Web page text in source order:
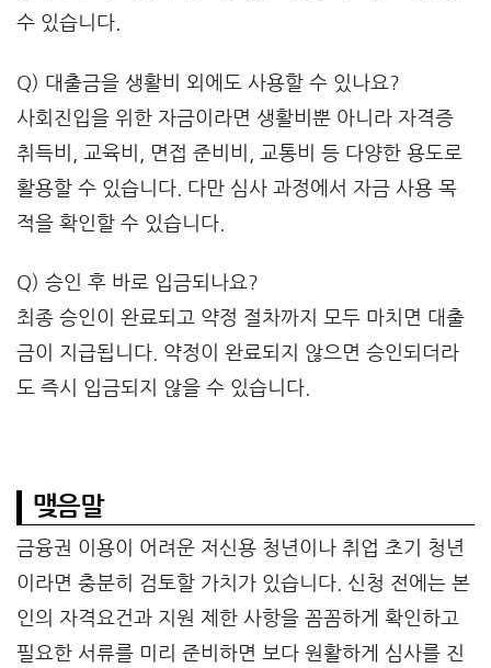
수 있습니다.
Q) 대출금을 생활비 외에도 사용할 수 있나요?
사회진입을 위한 자금이라면 생활비뿐 아니라 자격증
취득비, 교육비, 면접 준비비, 교통비 등 다양한 용도로
활용할 수 있습니다. 다만 심사 과정에서 자금 사용 목
적을 확인할 수 있습니다.
Q) 승인 후 바로 입금되나요?
최종 승인이 완료되고 약정 절차까지 모두 마치면 대출
금이 지급됩니다. 약정이 완료되지 않으면 승인되더라
도 즉시 입금되지 않을 수 있습니다.
맺음말
금융권 이용이 어려운 저신용 청년이나 취업 초기 청년
이라면 충분히 검토할 가치가 있습니다. 신청 전에는 본
인의 자격요건과 지원 제한 사항을 꼼꼼하게 확인하고
필요한 서류를 미리 준비하면 보다 원활하게 심사를 진